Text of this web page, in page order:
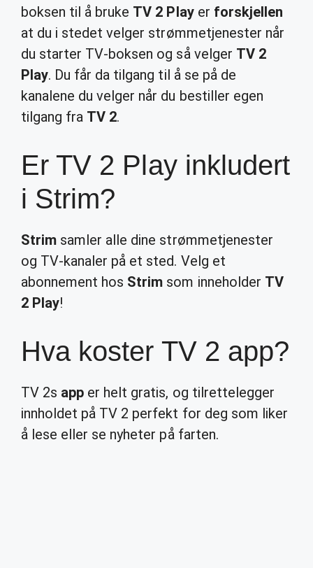
boksen til å bruke TV 2 Player forskjellen
at du i stedet velger strømmetjenester når
du starter TV-boksen og så velger TV 2
Play. Du får da tilgang til å se på de
kanalene du velger når du bestiller egen
tilgang fra TV 2.
Er TV 2 Play inkludert
i Strim?
Strim samler alle dine strømmetjenester
og TV-kanaler på et sted. Velg et
abonnement hos Strim som inneholder TV
2 Play!
Hva koster TV 2 app?
TV 2s app er helt gratis, og tilrettelegger
innholdet på TV 2 perfekt for deg som liker
å lese eller se nyheter på farten.